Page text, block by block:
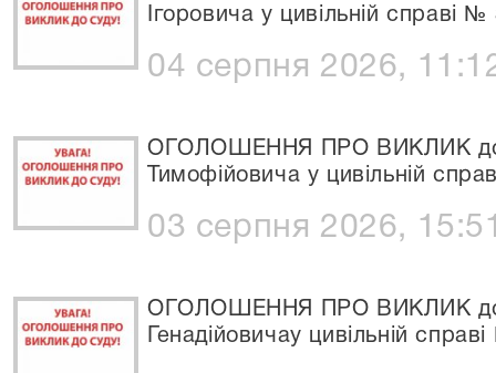
Ігоровича у цивільній справі
04 серпня 2026,
ОГОЛОШЕННЯ ПРО ВИКЛИК до
Тимофійовича у цивільній
03 серпня 2026,
ОГОЛОШЕННЯ ПРО ВИКЛИК до
Генадійовичау цивільній